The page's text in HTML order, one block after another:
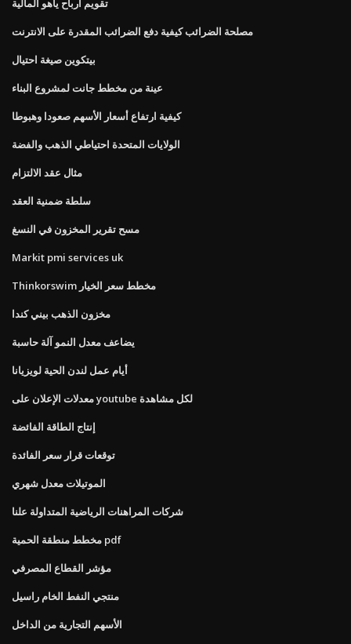
تقويم أرباح ياهو المالية
مصلحة الضرائب كيفية دفع الضرائب المقدرة على الانترنت
بيتكوين صيغة احتيال
عينة من مخطط جانت لمشروع البناء
كيفية ارتفاع أسعار الأسهم صعودا وهبوطا
الولايات المتحدة احتياطي الذهب والفضة
مثال عقد الالتزام
سلطة ضمنية العقد
مسح تقرير المخزون في النسغ
Markit pmi services uk
Thinkorswim مخطط سعر الخيار
مخزون الذهب بيني كندا
يضاعف معدل النمو آلة حاسبة
أيام عمل لندن الحية لويزيانا
معدلات الإعلان على youtube لكل مشاهدة
إنتاج الطاقة الفائضة
توقعات قرار سعر الفائدة
الموتيلات معدل شهري
شركات المراهنات الرياضية المتداولة علنا
مخطط منطقة الحمية pdf
مؤشر القطاع المصرفي
منتجي النفط الخام راسيل
الأسهم التجارية من الداخل